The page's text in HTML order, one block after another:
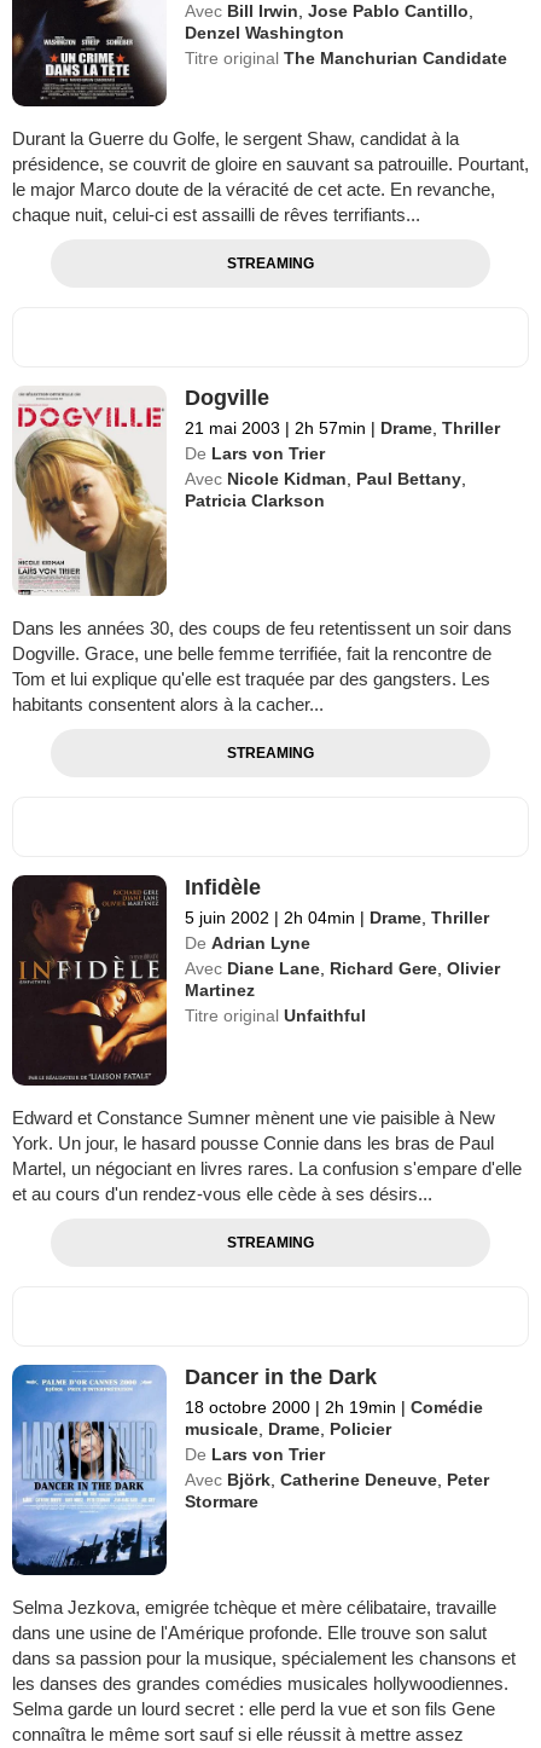
Avec Bill Irwin,Jose Pablo Cantillo,
Denzel Washington
Titre originalThe Manchurian Candidate
Durant la Guerre du Golfe, le sergent Shaw, candidat à la
présidence, se couvrit de gloire en sauvant sa patrouille. Pourtant,
le major Marco doute de la véracité de cet acte. En revanche,
chaque nuit, celui-ci est assailli de rêves terrifiants...
STREAMING
Dogville
21 mai 2003 | 2h 57min | Drame,Thriller
De Lars von Trier
Avec Nicole Kidman, Paul Bettany,
Patricia Clarkson
Dans les années 30, des coups de feu retentissent un soir dans
Dogville. Grace, une belle femme terrifiée, fait la rencontre de
Tom et lui explique qu'elle est traquée par des gangsters. Les
habitants consentent alors à la cacher...
STREAMING
Infidèle
5 juin 2002 | 2h 04min | Drame,Thriller
De Adrian Lyne
Avec Diane Lane, Richard Gere,Olivier
Martinez
Titre originalUnfaithful
Edward et Constance Sumner mènent une vie paisible à New
York. Un jour, le hasard pousse Connie dans les bras de Paul
Martel, un négociant en livres rares. La confusion s'empare d'elle
et au cours d'un rendez-vous elle cède à ses désirs...
STREAMING
Dancer in the Dark
18 octobre 2000 | 2h 19min | Comédie
musicale, Drame, Policier
De Lars von Trier
Avec Björk,Catherine Deneuve, Peter
Stormare
Selma Jezkova, emigrée tchèque et mère célibataire, travaille
dans une usine de l'Amérique profonde. Elle trouve son salut
dans sa passion pour la musique, spécialement les chansons et
les danses des grandes comédies musicales hollywoodiennes.
Selma garde un lourd secret : elle perd la vue et son fils Gene
connaîtra le même sort sauf si elle réussit à mettre assez